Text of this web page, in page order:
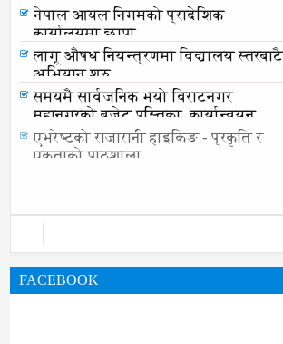
नेपाल आयल निगमको प्रादेशिक
कार्यालयमा छापा
नेपाल आयल निगमको प्रादेशिक
कार्यालयमा छापा
लागू औषध नियन्त्रणमा विद्यालय स्तरबाटै
अभियान शुरु
समयमै सार्वजनिक भयो विराटनगर
महानगरको बजेट पुस्तिका, कार्यान्वयन
प्रक्रिया पनि सुरु
FACEBOOK